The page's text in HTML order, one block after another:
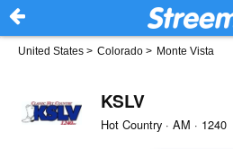
United States > Colorado > Monte Vista
KSLV
Hot Country · AM · 1240